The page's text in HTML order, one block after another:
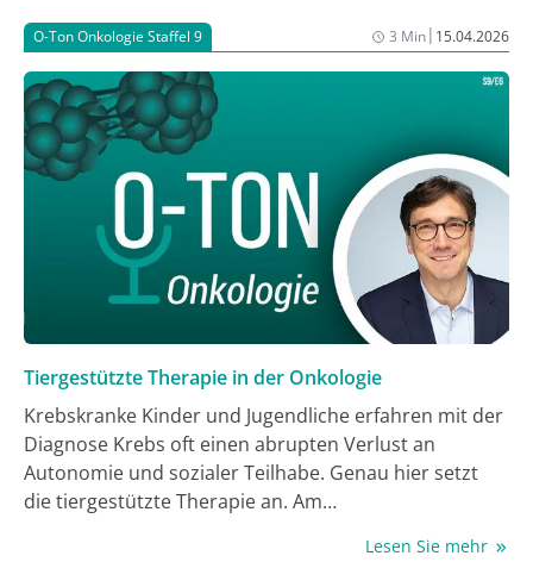
O-Ton Onkologie Staffel 9 3 Min| 15.04.2026
Tiergestützte Therapie in der Onkologie
Krebskranke Kinder und Jugendliche erfahren mit der
Diagnose Krebs oft einen abrupten Verlust an
Autonomie und sozialer Teilhabe. Genau hier setzt
die tiergestützte Therapie an. Am
wie Retriever Flip und bald auch Zwergspitz Coco
Lesen Sie mehr